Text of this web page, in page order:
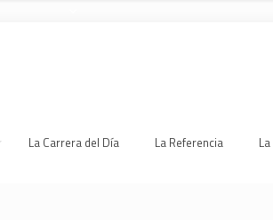
La Carrera del Día La Referencia